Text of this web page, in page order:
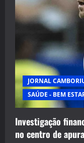
JORNAL
SAÚDE - BEM
Investigação
no centro de